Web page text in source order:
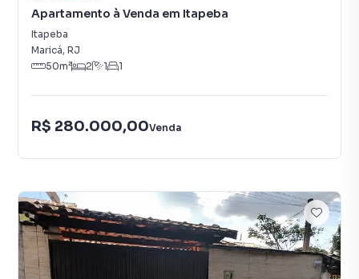
Apartamento à Venda em Itapeba
Itapeba
Maricá, RJ
50m² 2 1 1
R$ 280.000,00Venda